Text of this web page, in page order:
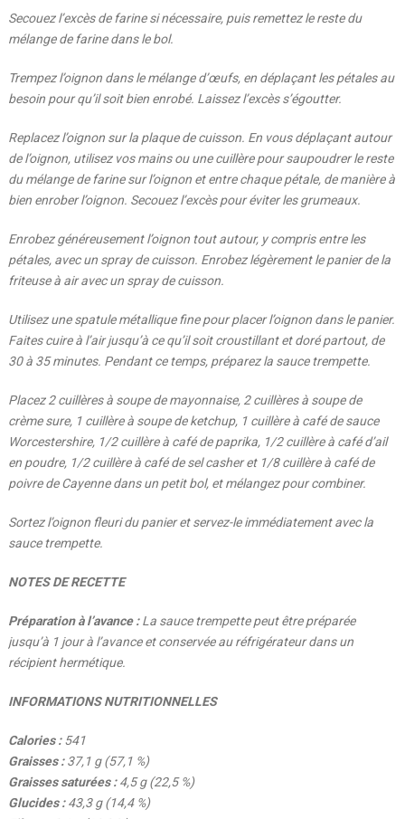
Secouez l’excès de farine si nécessaire, puis remettez le reste du
mélange de farine dans le bol.
Trempez l’oignon dans le mélange d’œufs, en déplaçant les pétales au
besoin pour qu’il soit bien enrobé. Laissez l’excès s’égoutter.
Replacez l’oignon sur la plaque de cuisson. En vous déplaçant autour
de l’oignon, utilisez vos mains ou une cuillère pour saupoudrer le reste
du mélange de farine sur l’oignon et entre chaque pétale, de manière à
bien enrober l’oignon. Secouez l’excès pour éviter les grumeaux.
Enrobez généreusement l’oignon tout autour, y compris entre les
pétales, avec un spray de cuisson. Enrobez légèrement le panier de la
friteuse à air avec un spray de cuisson.
Utilisez une spatule métallique fine pour placer l’oignon dans le panier.
Faites cuire à l’air jusqu’à ce qu’il soit croustillant et doré partout, de
30 à 35 minutes. Pendant ce temps, préparez la sauce trempette.
Placez 2 cuillères à soupe de mayonnaise, 2 cuillères à soupe de
crème sure, 1 cuillère à soupe de ketchup, 1 cuillère à café de sauce
Worcestershire, 1/2 cuillère à café de paprika, 1/2 cuillère à café d’ail
en poudre, 1/2 cuillère à café de sel casher et 1/8 cuillère à café de
poivre de Cayenne dans un petit bol, et mélangez pour combiner.
Sortez l’oignon fleuri du panier et servez-le immédiatement avec la
sauce trempette.
NOTES DE RECETTE
Préparation à l’avance :La sauce trempette peut être préparée
jusqu’à 1 jour à l’avance et conservée au réfrigérateur dans un
récipient hermétique.
INFORMATIONS NUTRITIONNELLES
Calories :541
Graisses :37,1 g (57,1 %)
Graisses saturées :4,5 g (22,5 %)
Glucides :43,3 g (14,4 %)